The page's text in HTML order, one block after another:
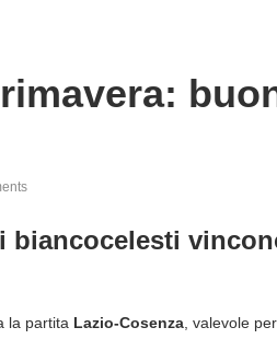
biancocelesti
la partita Lazio-Cosenza , valevole